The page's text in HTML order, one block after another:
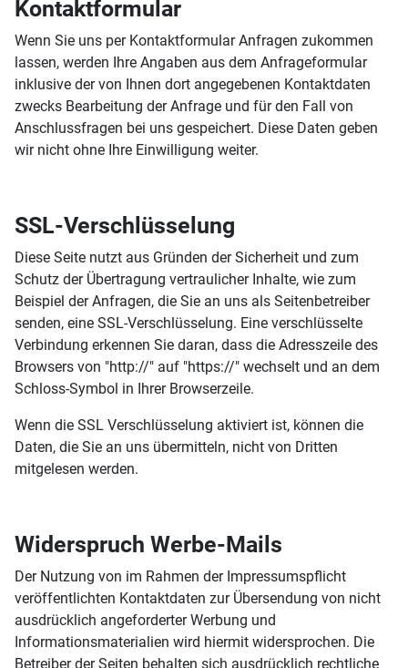
Kontaktformular
Wenn Sie uns per Kontaktformular Anfragen zukommen
lassen, werden Ihre Angaben aus dem Anfrageformular
inklusive der von Ihnen dort angegebenen Kontaktdaten
zwecks Bearbeitung der Anfrage und für den Fall von
Anschlussfragen bei uns gespeichert. Diese Daten geben
wir nicht ohne Ihre Einwilligung weiter.
SSL-Verschlüsselung
Diese Seite nutzt aus Gründen der Sicherheit und zum
Schutz der Übertragung vertraulicher Inhalte, wie zum
Beispiel der Anfragen, die Sie an uns als Seitenbetreiber
senden, eine SSL-Verschlüsselung. Eine verschlüsselte
Verbindung erkennen Sie daran, dass die Adresszeile des
Browsers von "http://" auf "https://" wechselt und an dem
Schloss-Symbol in Ihrer Browserzeile.
Wenn die SSL Verschlüsselung aktiviert ist, können die
Daten, die Sie an uns übermitteln, nicht von Dritten
mitgelesen werden.
Widerspruch Werbe-Mails
Der Nutzung von im Rahmen der Impressumspflicht
veröffentlichten Kontaktdaten zur Übersendung von nicht
ausdrücklich angeforderter Werbung und
Informationsmaterialien wird hiermit widersprochen. Die
Betreiber der Seiten behalten sich ausdrücklich rechtliche